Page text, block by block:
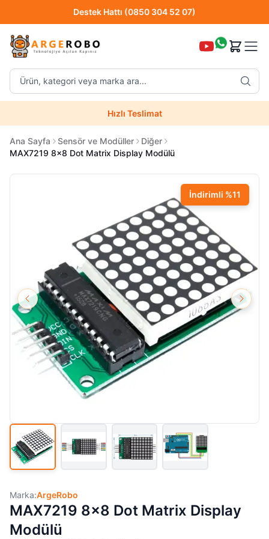
Destek Hattı (0850 304 52 07)
Ürün, kategori veya marka ara...
Destek Hattı (0850 304 52 07)
Hızlı Teslimat
Uzman Teknik Servis
Ana Sayfa Sensör ve Modüller
Diğer
MAX7219 8x8 Dot Matrix Display Modülü
İndirimli %11
Marka:ArgeRobo
MAX7219 8x8 Dot Matrix Display
Modülü